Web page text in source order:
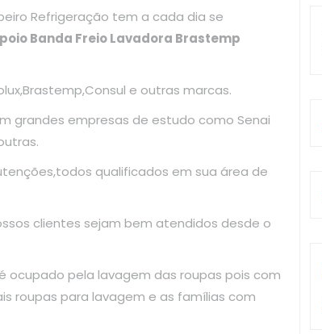
Refrigeração tem a cada dia se
Banda Freio Lavadora Brastemp
e outras marcas.
grandes empresas de estudo como Senai
qualificados em sua área de
clientes sejam bem atendidos desde o
ocupado pela lavagem das roupas pois com
roupas para lavagem e as famílias com